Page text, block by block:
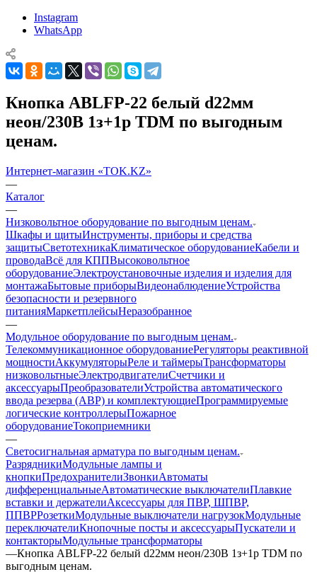
Instagram
WhatsApp
Кнопка ABLFP-22 белый d22мм
неон/230В 1з+1р TDM по выгодным
ценам.
Интернет-магазин «TOK.KZ»
—
Каталог
—
Низковольтное оборудование по выгодным ценам.
Шкафы и щитыИнструменты, приборы и средства
защитыСветотехникаКлиматическое оборудованиеКабели и
проводаВсё для КППВысоковольтное
оборудованиеЭлектроустановочные изделия и изделия для
монтажаБытовые приборыВидеонаблюдениеУстройства
безопасности и резервного
питанияМаркетплейсыНеразобранное
—
Модульное оборудование по выгодным ценам.
Телекоммуникационное оборудованиеРегуляторы реактивной
мощностиАккумуляторыРеле и таймерыТрансформаторы
низковольтныеЭлектродвигателиСчетчики и
аксессуарыПреобразователиУстройства автоматического
ввода резерва (АВР) и комплектующиеПрограммируемые
логические контроллерыПожарное
оборудованиеТокоприемники
—
Светосигнальная арматура по выгодным ценам.
РазрядникиМодульные лампы и
кнопкиПредохранителиЗвонкиАвтоматы
дифференциальныеАвтоматические выключателиПлавкие
вставки и держателиАксессуары для ПВР, ШПВР,
ППВРРозеткиМодульные выключатели нагрузокМодульные
переключателиКнопочные посты и аксессуарыПускатели и
контакторыМодульные трансформаторы
—Кнопка ABLFP-22 белый d22мм неон/230В 1з+1р TDM по
выгодным ценам.